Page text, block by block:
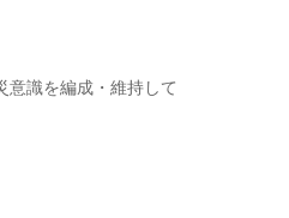
意識を編成・維持して